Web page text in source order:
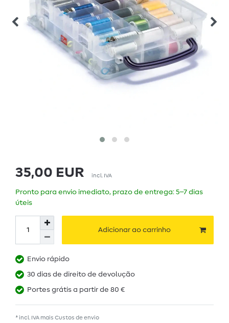
35,00 EUR incl. IVA
Pronto para envio imediato, prazo de entrega: 5–7 dias
úteis
Adicionar ao carrinho
Envio rápido
30 dias de direito de devolução
Portes grátis a partir de 80 €
* incl. IVA mais Custos de envio